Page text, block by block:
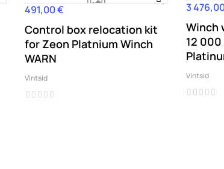
Hind
491,00 €
Control box relocation kit
for Zeon Platnium Winch
WARN
Vintsid
Hind
3
Winch
12 000
Vintsid